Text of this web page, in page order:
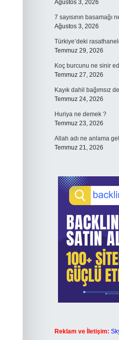
Ağustos 3, 2026
7 sayısının basamağı
Ağustos 3, 2026
Türkiye’deki
Temmuz 29, 2026
Koç burcunu ne sinir
Temmuz 27, 2026
Kayık dahil bağımsız
Temmuz 24, 2026
Huriya ne demek ?
Temmuz 23, 2026
Allah adı ne anlama
Temmuz 21, 2026
Reklam ve İletişim: